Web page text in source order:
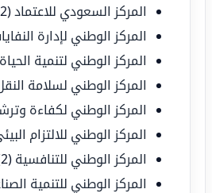
المركز السعودي للاعتماد(2)
المركز الوطني لإدارة
المركز الوطني لتنمية
المركز الوطني لسلامة
المركز الوطني لكفاءة
المركز الوطني للالتزام
المركز الوطني للتنافسية (2)
المركز الوطني للتنمية